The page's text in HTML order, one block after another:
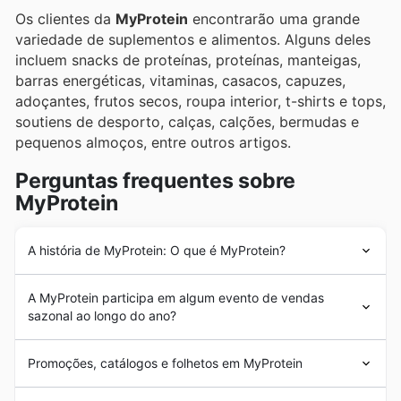
Os clientes da MyProtein encontrarão uma grande
variedade de suplementos e alimentos. Alguns deles
incluem snacks de proteínas, proteínas, manteigas,
barras energéticas, vitaminas, casacos, capuzes,
adoçantes, frutos secos, roupa interior, t-shirts e tops,
soutiens de desporto, calças, calções, bermudas e
pequenos almoços, entre outros artigos.
Perguntas frequentes sobre
MyProtein
A história de MyProtein: O que é MyProtein?
em 2004, no Reino Unido. Desde a sua criação, a
MyProtein tem crescido com sucesso na região,
expandindo o seu mercado para outros países, como
Portugal.
A MyProtein participa em algum evento de vendas
sazonal ao longo do ano?
promoções sazonais ao longo do ano para oferecer os
melhoresdescontos em Portugal. Para se manter a par
Promoções, catálogos e folhetos em MyProtein